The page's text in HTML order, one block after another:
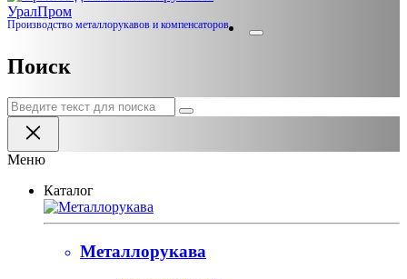
УралПром
Производство металлорукавов и компенсаторов
Поиск
Меню
Каталог
Металлорукава